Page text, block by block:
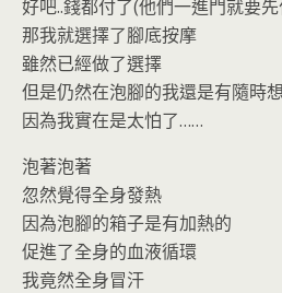
好吧..錢都付了(他們一進門就要
那我就選擇了腳底按摩
雖然已經做了選擇
但是仍然在泡腳的我還是有隨時
因為我實在是太怕了……
泡著泡著
忽然覺得全身發熱
因為泡腳的箱子是有加熱的
促進了全身的血液循環
我竟然全身冒汗